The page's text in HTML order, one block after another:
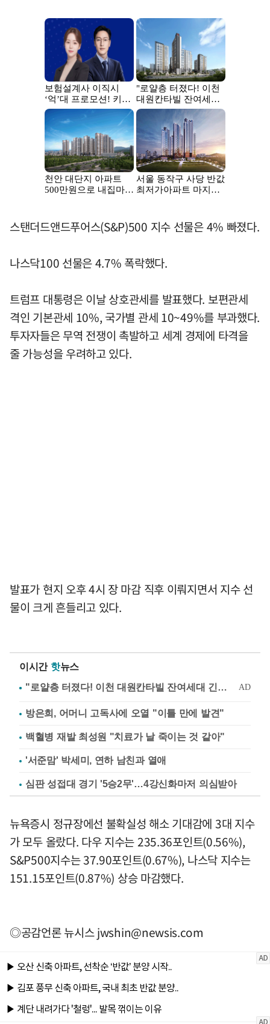
스탠더드앤드푸어스(S&P)500 지수 선물은 4% 빠졌다.
나스닥100 선물은 4.7% 폭락했다.
트럼프 대통령은 이날 상호관세를 발표했다. 보편관세
격인 기본관세 10%, 국가별 관세 10~49%를 부과했다.
투자자들은 무역 전쟁이 촉발하고 세계 경제에 타격을
줄 가능성을 우려하고 있다.
발표가 현지 오후 4시 장 마감 직후 이뤄지면서 지수 선
물이 크게 흔들리고 있다.
이시간 핫뉴스
방은희, 어머니 고독사에 오열 "이틀 만에 발견"
백혈병 재발 최성원 "치료가 날 죽이는 것 같아"
'서준맘' 박세미, 연하 남친과 열애
심판 성접대 경기 '5승2무'…4강신화마저 의심받아
뉴욕증시 정규장에선 불확실성 해소 기대감에 3대 지수
가 모두 올랐다. 다우 지수는 235.36포인트(0.56%),
S&P500지수는 37.90포인트(0.67%), 나스닥 지수는
151.15포인트(0.87%) 상승 마감했다.
◎공감언론 뉴시스jwshin@newsis.com